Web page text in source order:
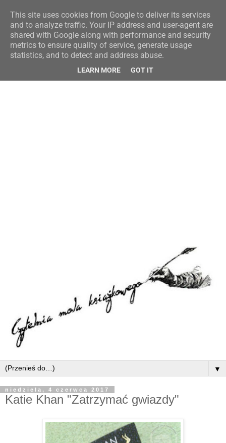
▼
niedziela, 4 czerwca 2017
Katie Khan "Zatrzymać gwiazdy"
This site uses cookies from Google to deliver its services
and to analyze traffic. Your IP address and user-agent are
shared with Google along with performance and security
metrics to ensure quality of service, generate usage
statistics, and to detect and address abuse.
LEARN MORE GOT IT